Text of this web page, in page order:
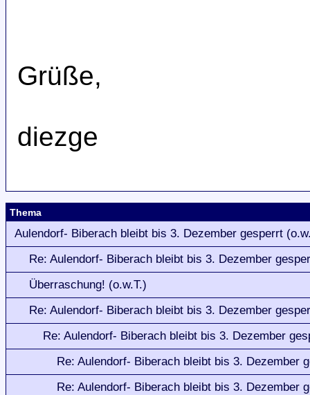
Grüße,
diezge
Thema
Aulendorf- Biberach bleibt bis 3. Dezember gesperrt
Re: Aulendorf- Biberach bleibt bis 3. Dezember
Überraschung! (o.w.T.)
Re: Aulendorf- Biberach bleibt bis 3. Dezember
Re: Aulendorf- Biberach bleibt bis 3. Dezember
Re: Aulendorf- Biberach bleibt bis 3. Dezember
Re: Aulendorf- Biberach bleibt bis 3. Dezember